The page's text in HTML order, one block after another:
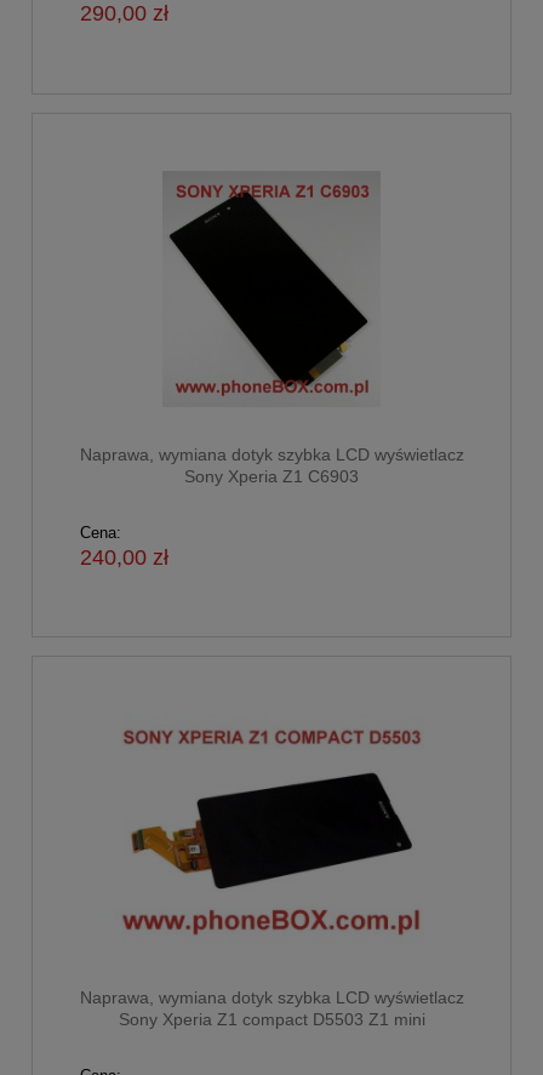
290,00 zł
Naprawa, wymiana dotyk szybka LCD wyświetlacz
Sony Xperia Z1 C6903
Cena:
240,00 zł
Naprawa, wymiana dotyk szybka LCD wyświetlacz
Sony Xperia Z1 compact D5503 Z1 mini